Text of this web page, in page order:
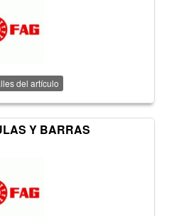
del artículo
Y BARRAS